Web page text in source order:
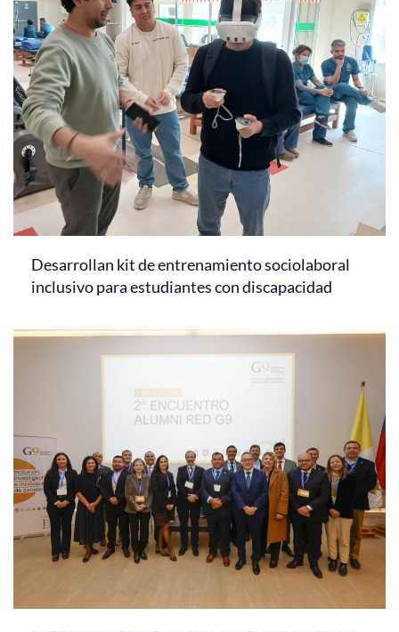
Desarrollan kit de entrenamiento sociolaboral
inclusivo para estudiantes con discapacidad